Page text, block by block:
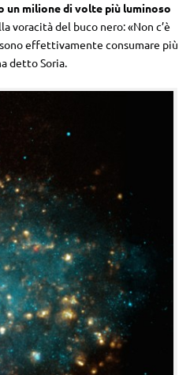
un milione di volte più luminoso
voracità del buco nero: «Non c’è
effettivamente consumare più
detto Soria.